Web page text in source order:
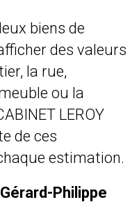
biens de
des valeurs
la rue,
ou la
LEROY
de ces
estimation.
Philippe